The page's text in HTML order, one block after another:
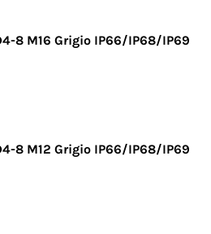
8 M16 Grigio IP66/IP68/IP69
8 M12 Grigio IP66/IP68/IP69